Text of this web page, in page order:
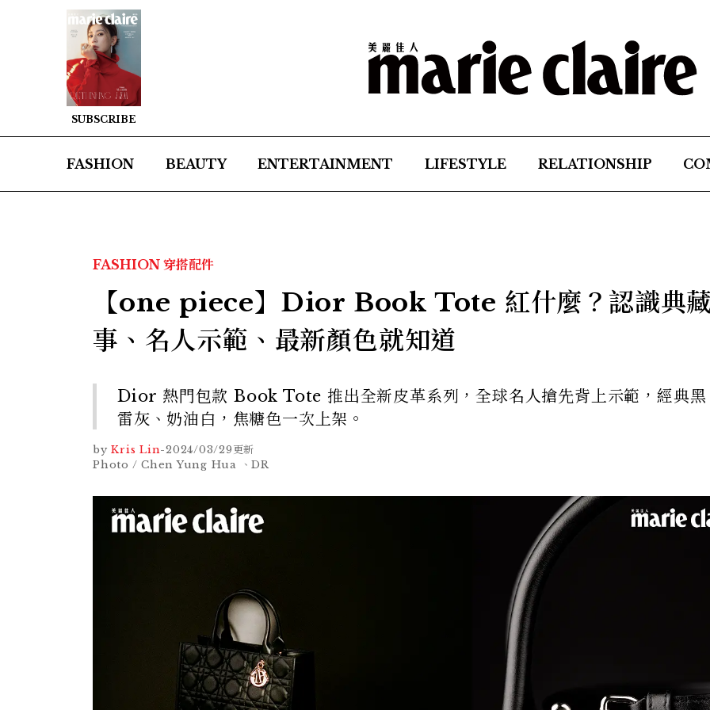
SUBSCRIBE
FASHION BEAUTY ENTERTAINMENT LIFESTYLE RELATIONSHIP
FASHION 穿搭配件
【one piece】Dior Book Tote 紅什麼？認識典
事、名人示範、最新顏色就知道
Dior 熱門包款 Book Tote 推出全新皮革系列，全球名人搶先背上示範，經典黑
雷灰、奶油白，焦糖色一次上架。
by Kris Lin-2024/03/29更新
Photo / Chen Yung Hua 、DR